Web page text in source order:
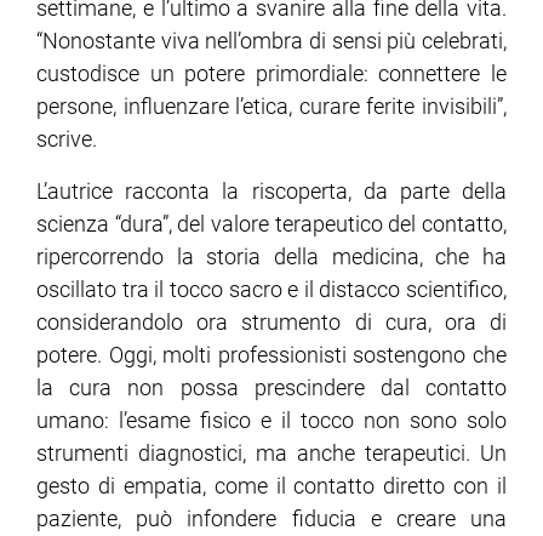
settimane, e l’ultimo a svanire alla fine della vita.
“Nonostante viva nell’ombra di sensi più celebrati,
custodisce un potere primordiale: connettere le
persone, influenzare l’etica, curare ferite invisibili”,
scrive.
L’autrice racconta la riscoperta, da parte della
scienza “dura”, del valore terapeutico del contatto,
ripercorrendo la storia della medicina, che ha
oscillato tra il tocco sacro e il distacco scientifico,
considerandolo ora strumento di cura, ora di
potere. Oggi, molti professionisti sostengono che
la cura non possa prescindere dal contatto
umano: l’esame fisico e il tocco non sono solo
strumenti diagnostici, ma anche terapeutici. Un
gesto di empatia, come il contatto diretto con il
paziente, può infondere fiducia e creare una